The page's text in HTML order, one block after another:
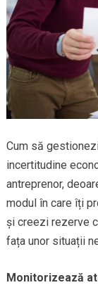
Cum să
incertitudine
antreprenor,
modul în care îți
și creezi rezerve
fața unor situații
Monitorizează